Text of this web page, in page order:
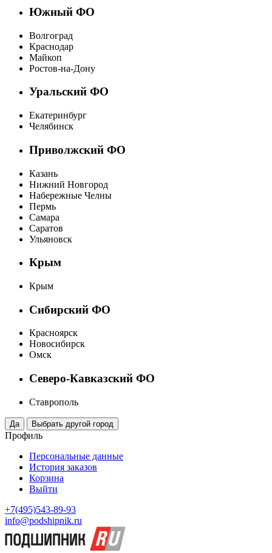
Южный ФО
Волгоград
Краснодар
Майкоп
Ростов-на-Дону
Уральский ФО
Екатеринбург
Челябинск
Приволжский ФО
Казань
Нижний Новгород
Набережные Челны
Пермь
Самара
Саратов
Ульяновск
Крым
Крым
Сибирский ФО
Красноярск
Новосибирск
Омск
Северо-Кавказский ФО
Ставрополь
Профиль
Персональные данные
История заказов
Корзина
Выйти
+7(495)543-89-93
info@podshipnik.ru